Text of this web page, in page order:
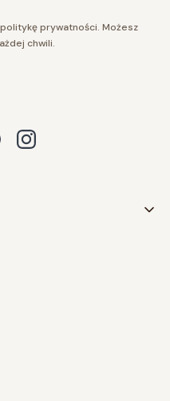
prywatności. Możesz
chwili.